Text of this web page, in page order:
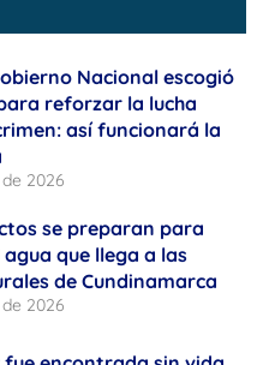
Nacional escogió
reforzar la lucha
así funcionará la
2026
se preparan para
que llega a las
de Cundinamarca
2026